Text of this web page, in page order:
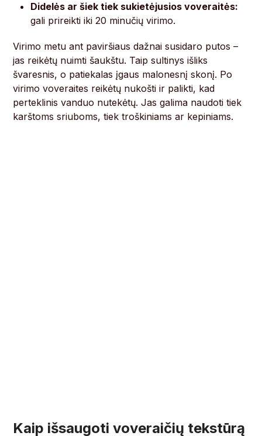
Didelės ar šiek tiek sukietėjusios voveraitės:
gali prireikti iki 20 minučių virimo.
Virimo metu ant paviršiaus dažnai susidaro putos –
jas reikėtų nuimti šaukštu. Taip sultinys išliks
švaresnis, o patiekalas įgaus malonesnį skonį. Po
virimo voveraites reikėtų nukošti ir palikti, kad
perteklinis vanduo nutekėtų. Jas galima naudoti tiek
karštoms sriuboms, tiek troškiniams ar kepiniams.
Kaip išsaugoti voveraičių tekstūrą